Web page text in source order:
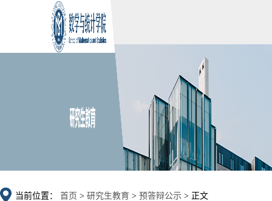
当前位置： 首页 > 研究生教育 > 预答辩公示 > 正文